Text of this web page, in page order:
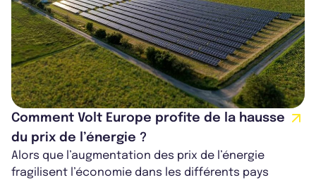
Comment Volt Europe profite de la hausse
du prix de l’énergie ?
Alors que l’augmentation des prix de l’énergie
fragilisent l’économie dans les différents pays